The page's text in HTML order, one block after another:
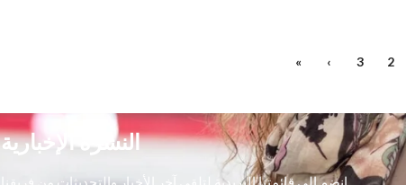
2
3
›
»
النشرة الإخبارية
انضم إلى قائمتنا البريدية لتلقي آخر الأخبار والتحديثات من فريقنا